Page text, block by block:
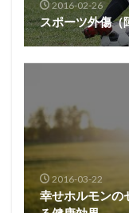
2016-02-26
スポーツ外傷（
2016-03-22
幸せホルモンの